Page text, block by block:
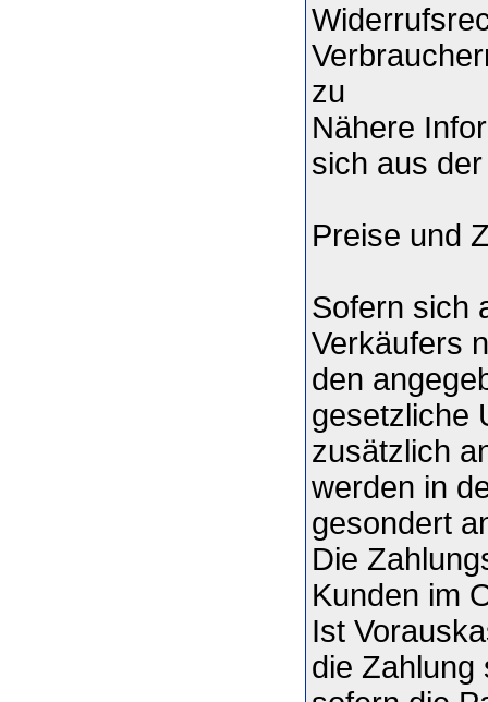
zu
Nähere
sich aus
Preise und
Sofern sich
Verkäufers
den
gesetzliche
zusätzlich
werden in
gesondert
Die
Kunden im
Ist
die Zahlung